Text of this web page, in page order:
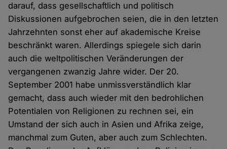
darauf, dass gesellschaftlich und politisch
Diskussionen aufgebrochen seien, die in den letzten
Jahrzehnten sonst eher auf akademische Kreise
beschränkt waren. Allerdings spiegele sich darin
auch die weltpolitischen Veränderungen der
vergangenen zwanzig Jahre wider. Der 20.
September 2001 habe unmissverständlich klar
gemacht, dass auch wieder mit den bedrohlichen
Potentialen von Religionen zu rechnen sei, ein
Umstand der sich auch in Asien und Afrika zeige,
manchmal zum Guten, aber auch zum Schlechten.